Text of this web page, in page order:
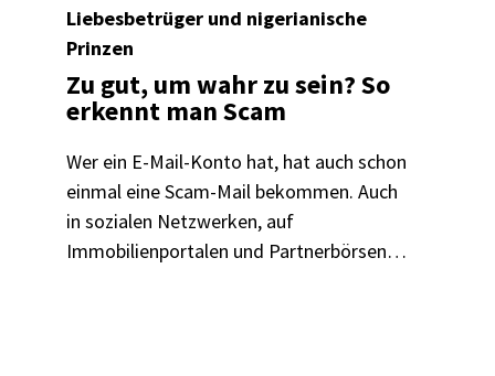
Liebesbetrüger und nigerianische
Prinzen
Zu gut, um wahr zu sein? So
erkennt man Scam
Wer ein E-Mail-Konto hat, hat auch schon
einmal eine Scam-Mail bekommen. Auch
in sozialen Netzwerken, auf
Immobilienportalen und Partnerbörsen